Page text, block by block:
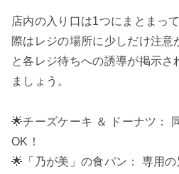
店内の入り口は1つにまとまっ
際はレジの場所に少しだけ注意
と各レジ待ちへの誘導が掲示さ
ましょう。
🌟チーズケーキ ＆ ドーナツ：
OK！
🌟「乃が美」の食パン： 専用